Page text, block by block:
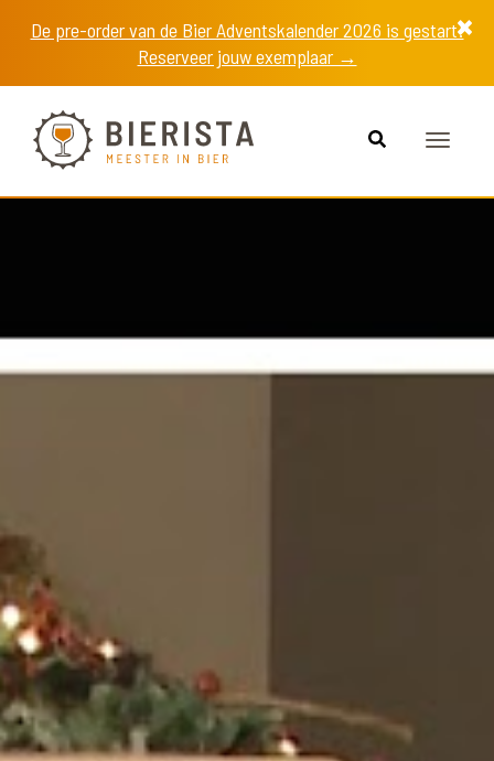
De pre-order van de Bier Adventskalender 2026 is gestart!
Reserveer jouw exemplaar →
Toggle